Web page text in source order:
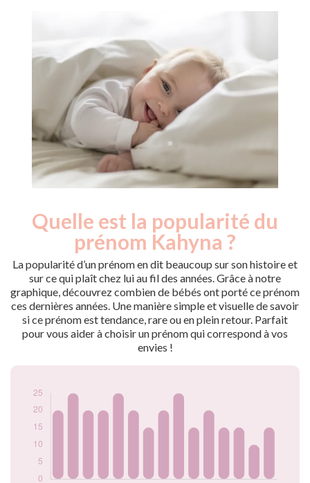
Quelle est la popularité du
prénom Kahyna ?
La popularité d’un prénom en dit beaucoup sur son histoire et
sur ce qui plaît chez lui au fil des années. Grâce à notre
graphique, découvrez combien de bébés ont porté ce prénom
ces dernières années. Une manière simple et visuelle de savoir
si ce prénom est tendance, rare ou en plein retour. Parfait
pour vous aider à choisir un prénom qui correspond à vos
envies !
Année
Nouveaux-
nés
2010
20
2011
25
2012
20
2013
20
2014
25
2015
20
2019
2020
20
2021
2022
15